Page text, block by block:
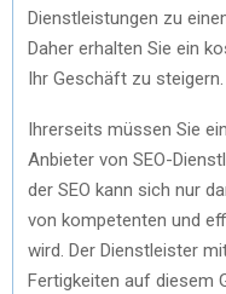
Dienstleistungen zu
Daher erhalten Sie ein
Ihr Geschäft zu steigern.
Ihrerseits müssen Sie
Anbieter von SEO-
der SEO kann sich nur
von kompetenten und
wird. Der Dienstleister
Fertigkeiten auf diesem